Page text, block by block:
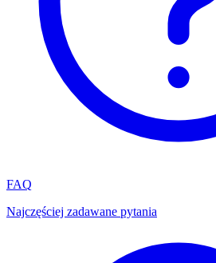
FAQ
Najczęściej zadawane pytania